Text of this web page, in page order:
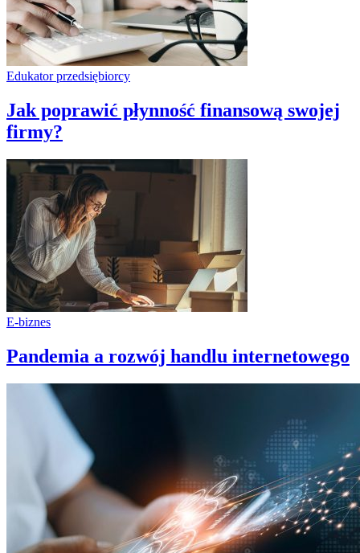
Edukator przedsiębiorcy
Jak poprawić płynność finansową swojej
firmy?
E-biznes
Pandemia a rozwój handlu internetowego